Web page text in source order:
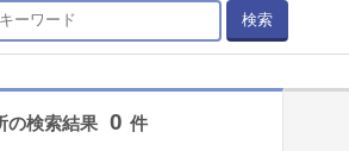
検索
の検索結果 0 件